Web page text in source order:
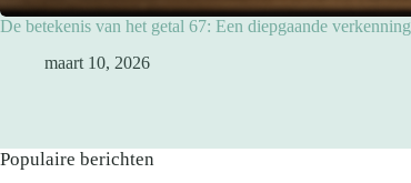
De betekenis van het getal 67: Een diepgaande verkenning
maart 10, 2026
Populaire berichten